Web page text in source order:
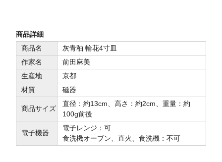
商品詳細
商品名
灰青釉 輪花4寸皿
作家名
前田麻美
生産地
京都
材質
磁器
商品サイズ
直径：約13cm、高さ：約2cm、重量：約
100g前後
電子機器
電子レンジ：可
食洗機オーブン、直火、食洗機：不可